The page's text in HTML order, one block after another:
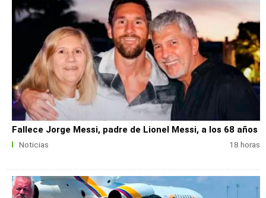
Fallece Jorge Messi, padre de Lionel Messi, a los 68 años
Noticias 18 horas